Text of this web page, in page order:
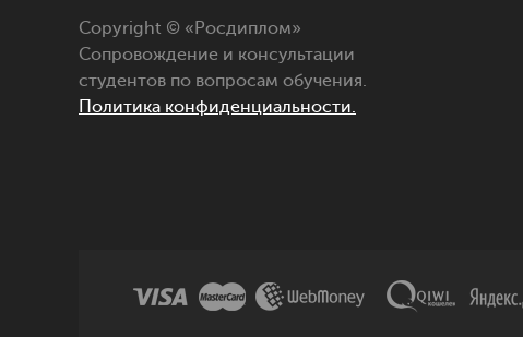
Copyright © « Росдиплом»
Сопровождение и консультации
студентов по вопросам обучения.
Политика конфиденциальности.